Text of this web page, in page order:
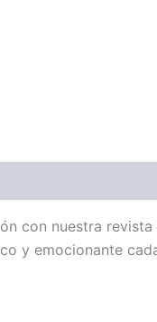
con nuestra
y emocionante